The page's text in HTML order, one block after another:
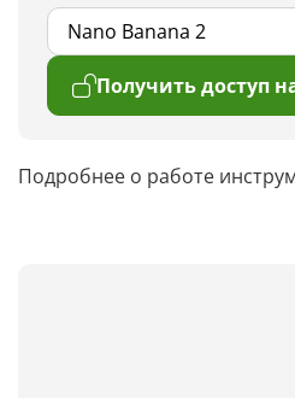
Получить доступ
Подробнее о работе